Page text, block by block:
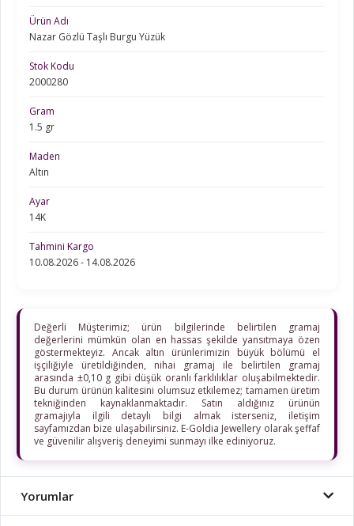
Ürün Adı
Nazar Gözlü Taşlı Burgu Yüzük
Stok Kodu
2000280
Gram
1.5 gr
Maden
Altın
Ayar
14K
Tahmini Kargo
10.08.2026 - 14.08.2026
Değerli Müşterimiz; ürün bilgilerinde belirtilen gramaj
değerlerini mümkün olan en hassas şekilde yansıtmaya özen
göstermekteyiz. Ancak altın ürünlerimizin büyük bölümü el
işçiliğiyle üretildiğinden, nihai gramaj ile belirtilen gramaj
arasında ±0,10 g gibi düşük oranlı farklılıklar oluşabilmektedir.
Bu durum ürünün kalitesini olumsuz etkilemez; tamamen üretim
tekniğinden kaynaklanmaktadır. Satın aldığınız ürünün
gramajıyla ilgili detaylı bilgi almak isterseniz, iletişim
sayfamızdan bize ulaşabilirsiniz. E-Goldia Jewellery olarak şeffaf
ve güvenilir alışveriş deneyimi sunmayı ilke ediniyoruz.
Yorumlar